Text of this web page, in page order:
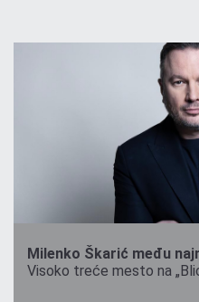
Milenko Škarić među
Visoko treće mesto na